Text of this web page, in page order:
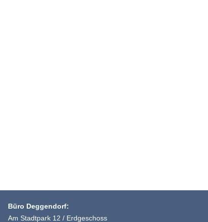
Büro Deggendorf:
Am Stadtpark 12 / Erdgeschoss